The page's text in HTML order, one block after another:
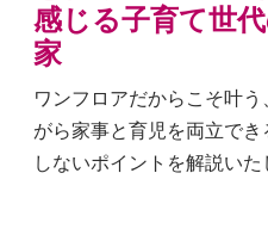
感じる子育て世
家
ワンフロアだからこそ叶
がら家事と育児を両立で
しないポイントを解説いた